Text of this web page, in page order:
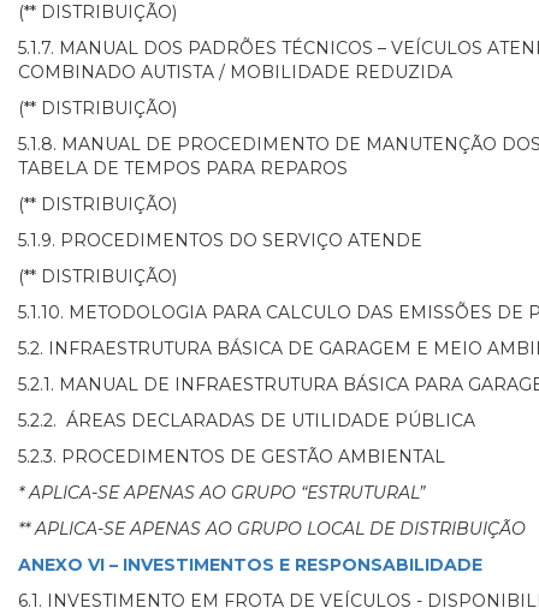
(** DISTRIBUIÇÃO)
5.1.7. MANUAL DOS PADRÕES TÉCNICOS – VEÍCULOS
COMBINADO AUTISTA / MOBILIDADE REDUZIDA
(** DISTRIBUIÇÃO)
5.1.8. MANUAL DE PROCEDIMENTO DE MANUTENÇÃO
TABELA DE TEMPOS PARA REPAROS
(** DISTRIBUIÇÃO)
5.1.9. PROCEDIMENTOS DO SERVIÇO ATENDE
(** DISTRIBUIÇÃO)
5.1.10. METODOLOGIA PARA CALCULO DAS EMISSÕES DE
5.2. INFRAESTRUTURA BÁSICA DE GARAGEM E MEIO
5.2.1. MANUAL DE INFRAESTRUTURA BÁSICA PARA
5.2.2. ÁREAS DECLARADAS DE UTILIDADE PÚBLICA
5.2.3. PROCEDIMENTOS DE GESTÃO AMBIENTAL
* APLICA-SE APENAS AO GRUPO “ESTRUTURAL”
** APLICA-SE APENAS AO GRUPO LOCAL DE DISTRIBUIÇÃO
ANEXO VI – INVESTIMENTOS E RESPONSABILIDADE
6.1. INVESTIMENTO EM FROTA DE VEÍCULOS -